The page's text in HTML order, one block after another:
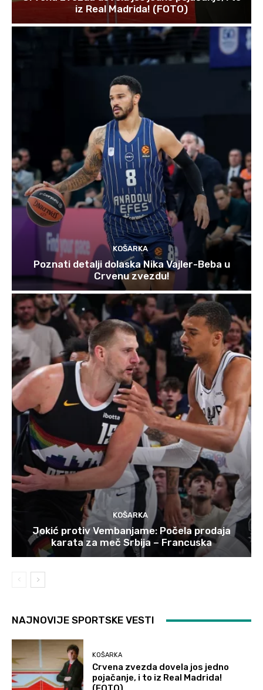
iz Real Madrida! (FOTO)
KOŠARKA
Poznati detalji dolaska Nika Vajler-Beba u
Crvenu zvezdu!
KOŠARKA
Jokić protiv Vembanjame: Počela prodaja
karata za meč Srbija – Francuska
NAJNOVIJE SPORTSKE VESTI
KOŠARKA
Crvena zvezda dovela jos jedno
pojačanje, i to iz Real Madrida!